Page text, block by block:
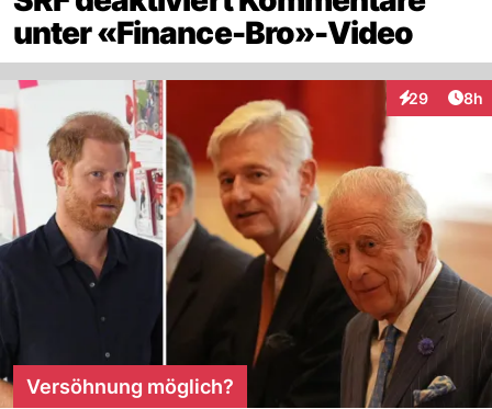
unter «Finance-Bro»-Video
29
Interaktionen
8h
Versöhnung möglich?